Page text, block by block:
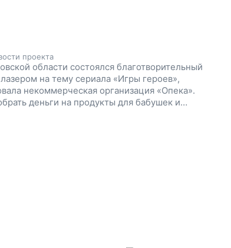
проекта
области состоялся благотворительный
на тему сериала «Игры героев»,
некоммерческая организация «Опека».
деньги на продукты для бабушек и